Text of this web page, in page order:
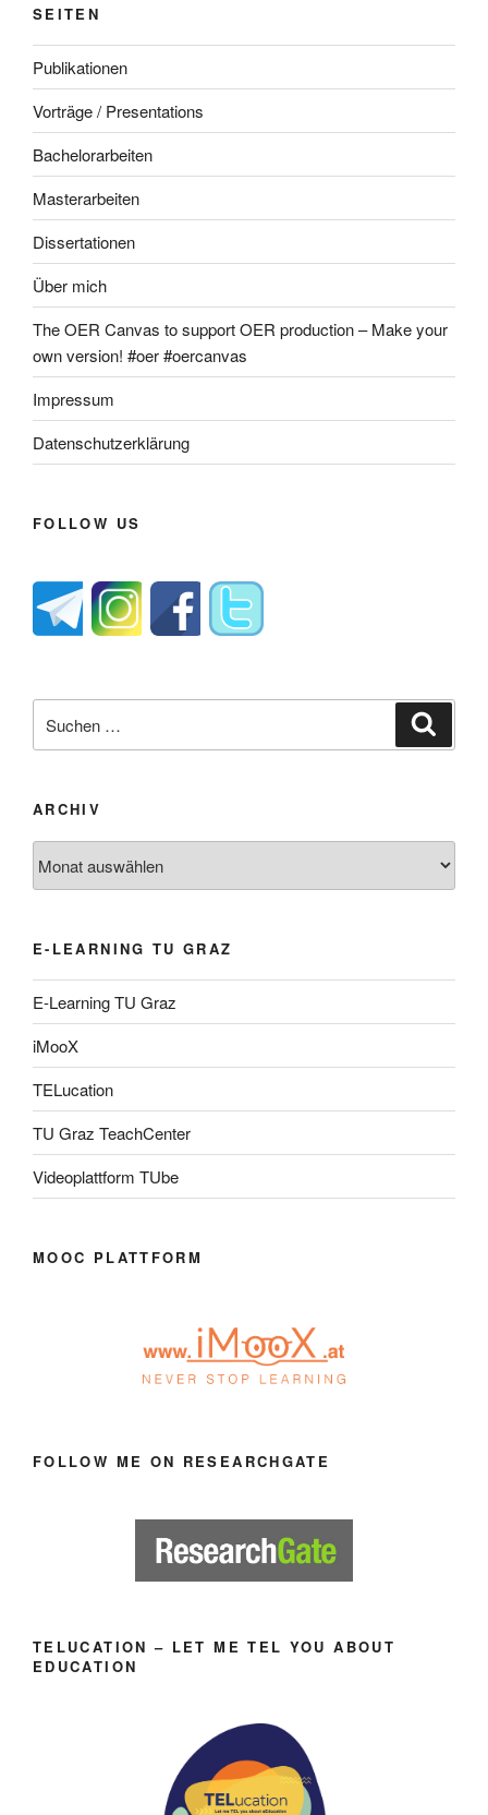
SEITEN
Publikationen
Vorträge / Presentations
Bachelorarbeiten
Masterarbeiten
Dissertationen
Über mich
The OER Canvas to support OER production – Make your
own version! #oer #oercanvas
Impressum
Datenschutzerklärung
FOLLOW US
nach:
ARCHIV
E-LEARNING TU GRAZ
E-Learning TU Graz
iMooX
TELucation
TU Graz TeachCenter
Videoplattform TUbe
MOOC PLATTFORM
FOLLOW ME ON RESEARCHGATE
TELUCATION – LET ME TEL YOU ABOUT
EDUCATION